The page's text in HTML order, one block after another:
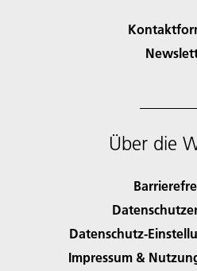
Über die
Datenschutz-
Impressum &